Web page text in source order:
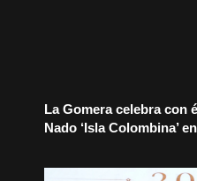
La Gomera celebra con
Nado ‘Isla Colombina’